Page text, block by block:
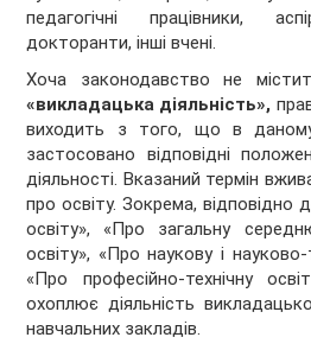
педагогічні працівники,
докторанти, інші вчені.
Хоча законодавство не
«викладацька діяльність»,
виходить з того, що в
застосовано відповідні
діяльності. Вказаний термін
про освіту. Зокрема, відповідно
освіту», «Про загальну
освіту», «Про наукову і науково-
«Про професійно-технічну
охоплює діяльність
навчальних закладів.